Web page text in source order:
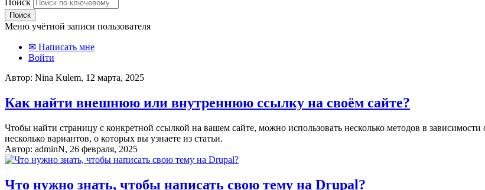
Поиск
Меню учётной записи пользователя
✉ Написать мне
Войти
Автор: Nina Kulem, 12 марта, 2025
Как найти внешнюю или внутреннюю ссылку на своём сайте?
Чтобы найти страницу с конкретной ссылкой на вашем сайте, можно использовать несколько методов в
несколько вариантов, о которых вы узнаете из статьи.
Автор: adminN, 26 февраля, 2025
Что нужно знать, чтобы написать свою тему на Drupal?